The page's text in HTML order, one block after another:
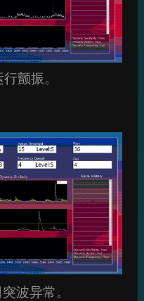
颤振。
波异常。